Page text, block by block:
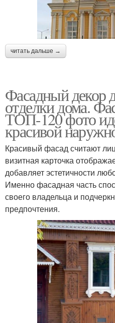
читать дальше →
Фасадный декор
отделки дома.
ТОП-120 фото
красивой
Красивый фасад считают
визитная карточка
добавляет эстетичности
Именно фасадная часть
своего владельца и
предпочтения.